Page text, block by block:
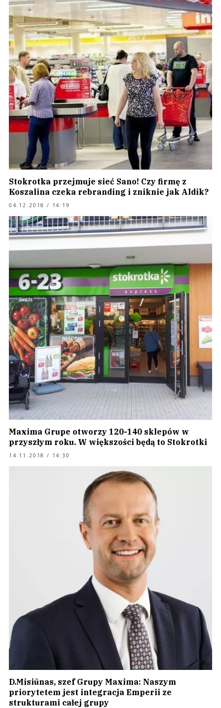
Stokrotka przejmuje sieć Sano! Czy firmę z
Koszalina czeka rebranding i zniknie jak Aldik?
04.12.2018 / 14:19
Maxima Grupe otworzy 120-140 sklepów w
przyszłym roku. W większości będą to Stokrotki
14.11.2018 / 14:30
D.Misiūnas, szef Grupy Maxima: Naszym
priorytetem jest integracja Emperii ze
strukturami całej grupy